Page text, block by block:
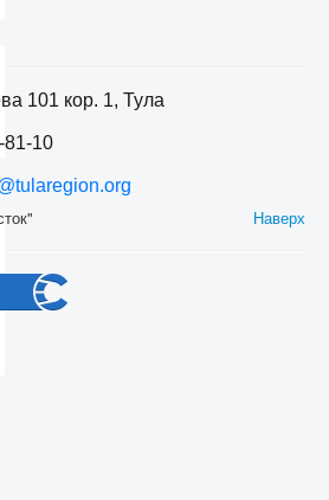
101 кор. 1, Тула
81-10
Наверх